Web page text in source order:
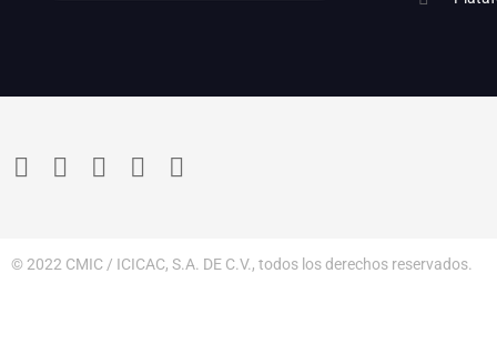
© 2022 CMIC / ICICAC, S.A. DE C.V., todos los derechos reservados.